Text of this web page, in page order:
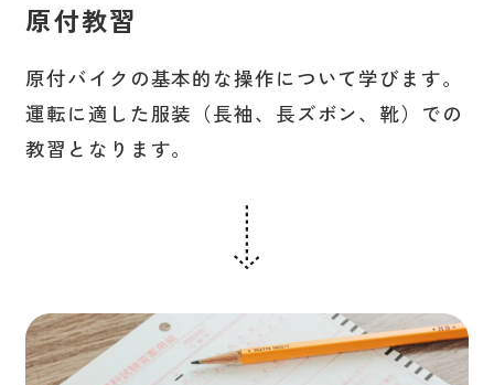
原付教習
原付バイクの基本的な操作について学びます。
運転に適した服装（長袖、長ズボン、靴）での
教習となります。